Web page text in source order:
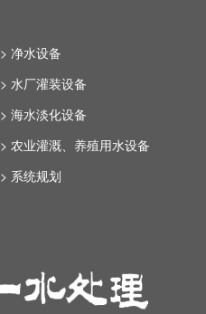
> 净水设备
> 水厂灌装设备
> 海水淡化设备
> 农业灌溉、养殖用水设备
> 系统规划